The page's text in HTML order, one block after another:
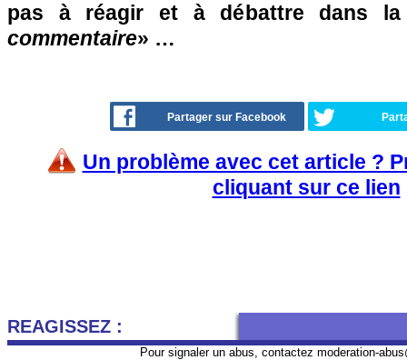
pas à réagir et à débattre dans
commentaire» …
Partager sur Facebook
Un problème avec cet article ?
cliquant sur ce lien
REAGISSEZ :
Pour signaler un abus, contactez moderation-